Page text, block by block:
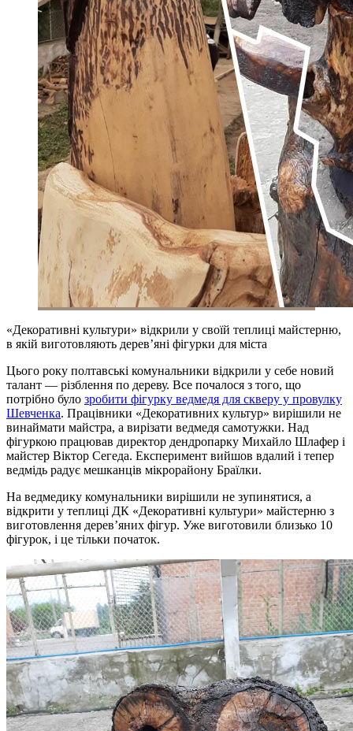
«Декоративні культури» відкрили у своїй теплиці майстерню,
в якій виготовляють дерев’яні фігурки для міста
Цього року полтавські комунальники відкрили у себе новий
талант — різблення по дереву. Все почалося з того, що
потрібно було зробити фігурку ведмедя для скверу у провулку
Шевченка. Працівники «Декоративних культур» вирішили не
винаймати майстра, а вирізати ведмедя самотужки. Над
фігуркою працював директор дендропарку Михайло Шлафер і
майстер Віктор Сегеда. Експеримент вийшов вдалий і тепер
ведмідь радує мешканців мікрорайону Браїлки.
На ведмедику комунальники вирішили не зупинятися, а
відкрити у теплиці ДК «Декоративні культури» майстерню з
виготовлення дерев’яних фігур. Уже виготовили близько 10
фігурок, і це тільки початок.